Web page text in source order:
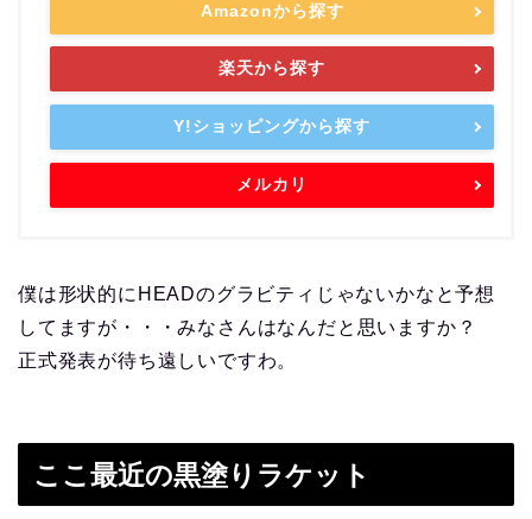
Amazonから探す
楽天から探す
Y!ショッピングから探す
メルカリ
僕は形状的にHEADのグラビティじゃないかなと予想
してますが・・・みなさんはなんだと思いますか？
正式発表が待ち遠しいですわ。
ここ最近の黒塗りラケット